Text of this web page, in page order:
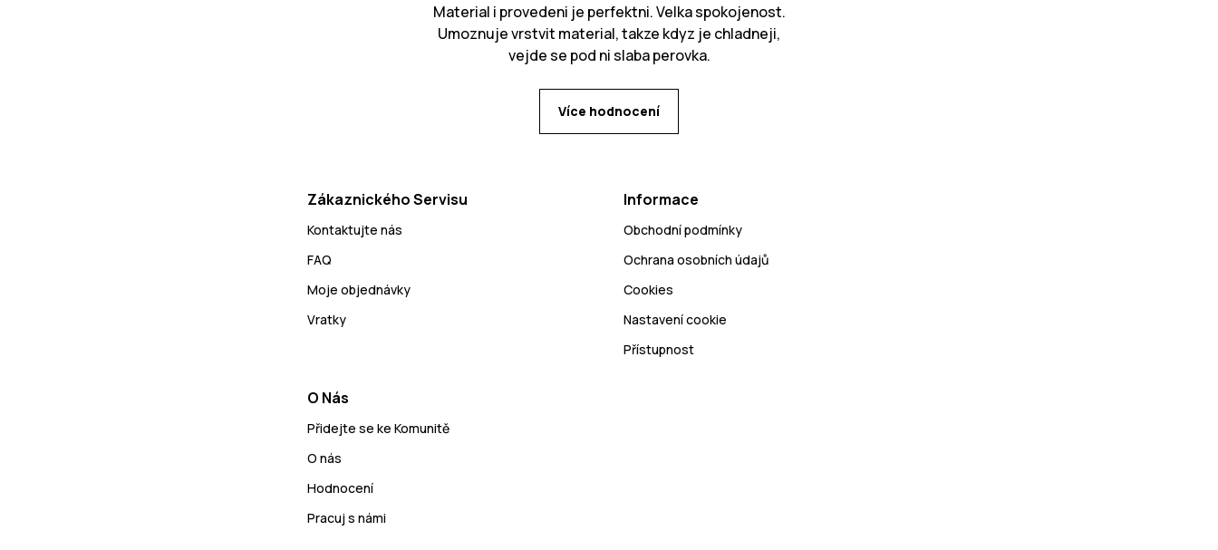
Material i provedeni je perfektni. Velka spokojenost.
Umoznuje vrstvit material, takze kdyz je chladneji,
vejde se pod ni slaba perovka.
Více hodnocení
Zákaznického Servisu
Kontaktujte nás
FAQ
Moje objednávky
Vratky
Informace
Obchodní podmínky
Ochrana osobních údajů
Cookies
Nastavení cookie
Přístupnost
O Nás
Přidejte se ke Komunitě
O nás
Hodnocení
Pracuj s námi